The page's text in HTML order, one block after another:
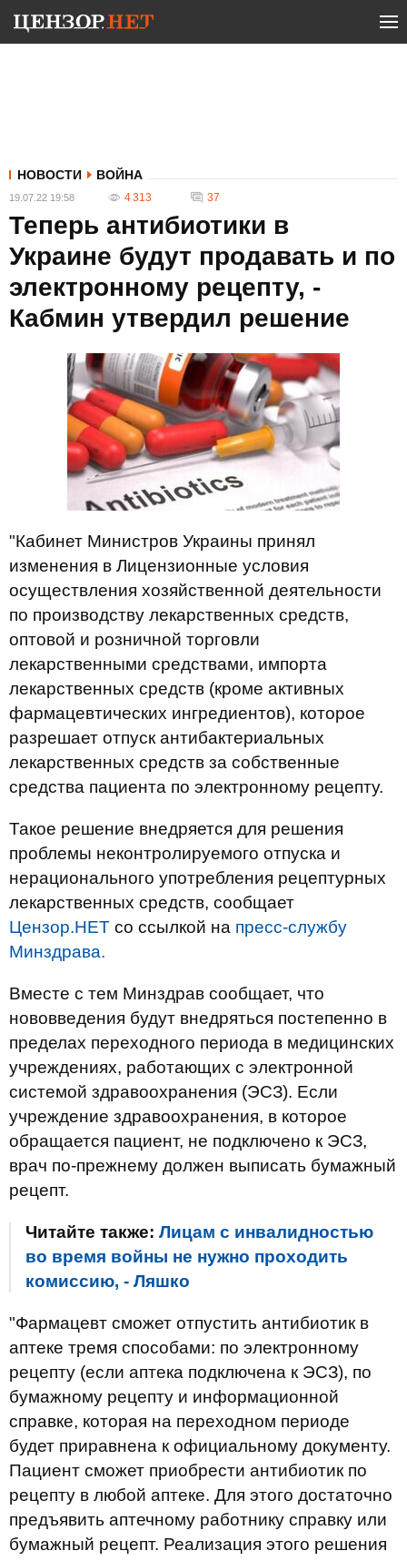
НОВОСТИ ВОЙНА
19.07.22 19:58 4 313 37
Теперь антибиотики в
Украине будут продавать и по
электронному рецепту, -
Кабмин утвердил решение
"Кабинет Министров Украины принял
изменения в Лицензионные условия
осуществления хозяйственной деятельности
по производству лекарственных средств,
оптовой и розничной торговли
лекарственными средствами, импорта
лекарственных средств (кроме активных
фармацевтических ингредиентов), которое
разрешает отпуск антибактериальных
лекарственных средств за собственные
средства пациента по электронному рецепту.
Такое решение внедряется для решения
проблемы неконтролируемого отпуска и
нерационального употребления рецептурных
лекарственных средств, сообщает
Цензор.НЕТ со ссылкой на пресс-службу
Минздрава.
Вместе с тем Минздрав сообщает, что
нововведения будут внедряться постепенно в
пределах переходного периода в медицинских
учреждениях, работающих с электронной
системой здравоохранения (ЭСЗ). Если
учреждение здравоохранения, в которое
обращается пациент, не подключено к ЭСЗ,
врач по-прежнему должен выписать бумажный
рецепт.
Читайте также: Лицам с инвалидностью
во время войны не нужно проходить
комиссию, - Ляшко
"Фармацевт сможет отпустить антибиотик в
аптеке тремя способами: по электронному
рецепту (если аптека подключена к ЭСЗ), по
бумажному рецепту и информационной
справке, которая на переходном периоде
будет приравнена к официальному документу.
Пациент сможет приобрести антибиотик по
рецепту в любой аптеке. Для этого достаточно
предъявить аптечному работнику справку или
бумажный рецепт. Реализация этого решения